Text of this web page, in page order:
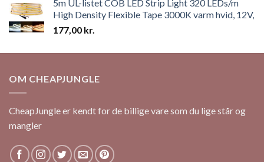
5
5m UL-listet COB LED Strip Light 320 LEDs/m
High Density Flexible Tape 3000K varm hvid, 12V,
177,00 kr.
OM CHEAPJUNGLE
CheapJungle er kendt for de billige vare som du lige står og
mangler